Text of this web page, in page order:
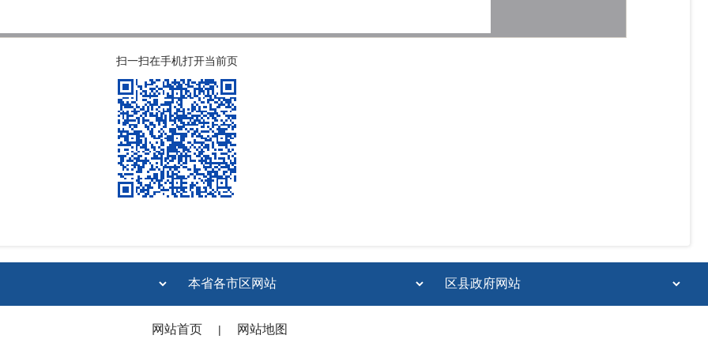
扫一扫在手机打开当前页
网站首页 | 网站地图